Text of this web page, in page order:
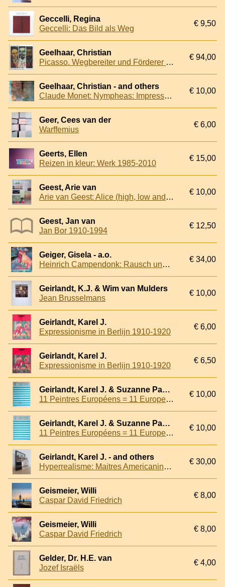
Geccelli, Regina
Geccelli: Das Bild als Weg
€ 9,50
Geelhaar, Christian
Picasso. Wegbereiter und Förderer seines Aufstiegs 1899-1939
€ 94,00
Geelhaar, Christian - and others
Claude Monet: Nympheas: Impression, Vision
€ 10,00
Geer, Cees van der
Warffemius
€ 6,00
Geerts, Ellen
Reizen in kleur: Werk 1985-2010
€ 15,00
Geest, Arie van
Arie van Geest: Alice (high, low and in between)
€ 10,00
Geest, Jan van
Jan Bor 1910-1994
€ 12,50
Geiger, Gisela - a.o.
Heinrich Campendonk: Rausch und Reduktion
€ 34,00
Geirlandt, K.J. & Wim van Mulders
Jean Brusselmans
€ 10,00
Geirlandt, Karel J.
Expressionisme in Berlijn 1910-1920
€ 6,00
Geirlandt, Karel J.
Expressionisme in Berlijn 1910-1920
€ 6,50
Geirlandt, Karel J. & Suzanne Page & Dieter Honisch (introduction)
11 Peintres Européens = 11 European Painters
€ 10,00
Geirlandt, Karel J. & Suzanne Page & Dieter Honisch (introduction)
11 Peintres Européens = 11 European Painters
€ 10,00
Geirlandt, Karel J. - and others
Hyperrealisme: Maitres Americanins & Europeens
€ 30,00
Geismeier, Willi
Caspar David Friedrich
€ 8,00
Geismeier, Willi
Caspar David Friedrich
€ 8,00
Gelder, Dr. H.E. van
Jozef Israëls
€ 4,00